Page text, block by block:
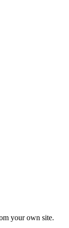
your own site.